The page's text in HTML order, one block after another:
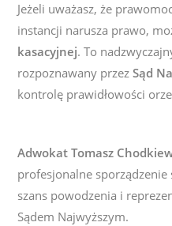
Jeżeli uważasz, że
instancji narusza prawo,
kasacyjnej. To
rozpoznawany przez Sąd
kontrolę prawidłowości
Adwokat Tomasz
profesjonalne sporządzenie
szans powodzenia i
Sądem Najwyższym.